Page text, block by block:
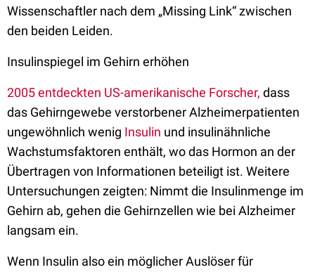
Wissenschaftler nach dem „Missing Link“ zwischen
den beiden Leiden.
Insulinspiegel im Gehirn erhöhen
2005 entdeckten US-amerikanische Forscher, dass
das Gehirngewebe verstorbener Alzheimerpatienten
ungewöhnlich wenig Insulin und insulinähnliche
Wachstumsfaktoren enthält, wo das Hormon an der
Übertragen von Informationen beteiligt ist. Weitere
Untersuchungen zeigten: Nimmt die Insulinmenge im
Gehirn ab, gehen die Gehirnzellen wie bei Alzheimer
langsam ein.
Wenn Insulin also ein möglicher Auslöser für